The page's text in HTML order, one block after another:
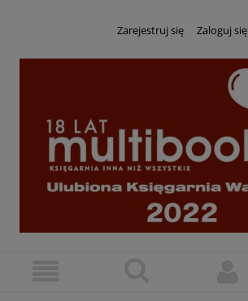
Zarejestruj się Zaloguj się